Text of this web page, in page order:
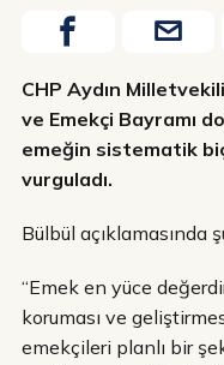
CHP Aydın
ve Emekçi Bayramı
emeğin sistematik
vurguladı.
Bülbül açıklamasında
“Emek en yüce
koruması ve
emekçileri planlı bir